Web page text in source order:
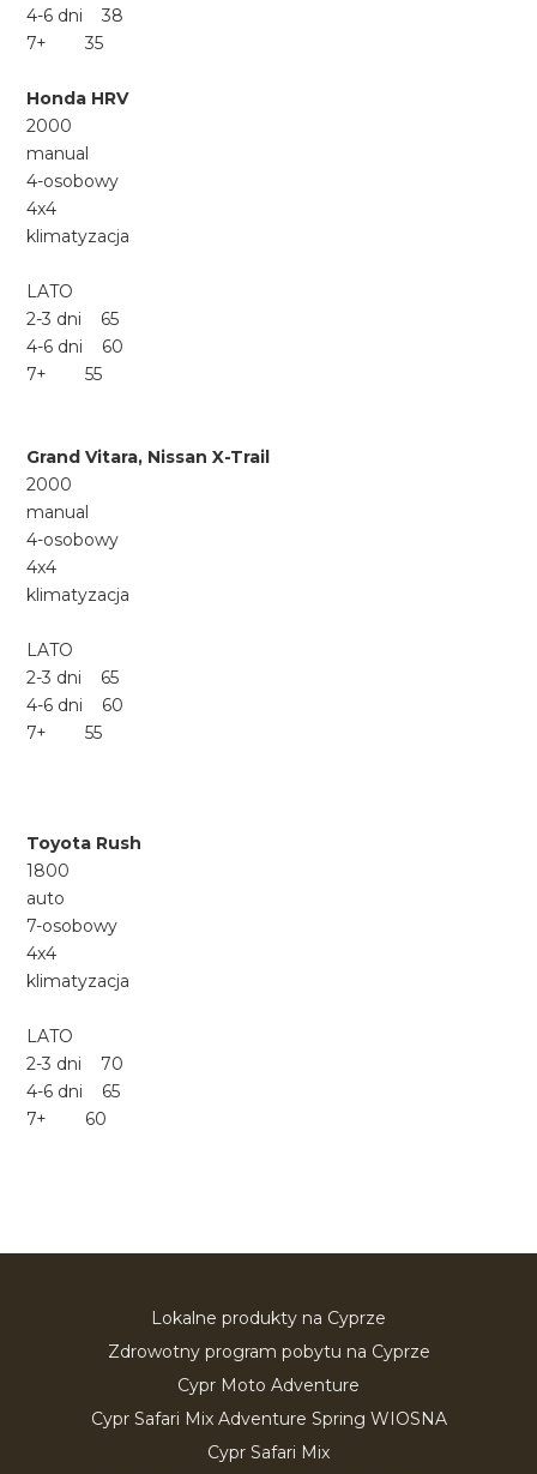
4-6 dni 38
7+ 35
Honda HRV
2000
manual
4-osobowy
4x4
klimatyzacja
LATO
2-3 dni 65
4-6 dni 60
7+ 55
Grand Vitara, Nissan X-Trail
2000
manual
4-osobowy
4x4
klimatyzacja
LATO
2-3 dni 65
4-6 dni 60
7+ 55
Toyota Rush
1800
auto
7-osobowy
4x4
klimatyzacja
LATO
2-3 dni 70
4-6 dni 65
7+ 60
Lokalne produkty na Cyprze
Zdrowotny program pobytu na Cyprze
Cypr Moto Adventure
Cypr Safari Mix Adventure Spring WIOSNA
Cypr Safari Mix